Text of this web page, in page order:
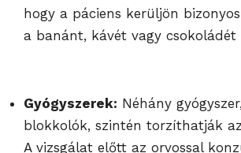
hogy a páciens kerüljön
a banánt, kávét vagy
Gyógyszerek: Néhány
blokkolók, szintén torzíthatják
A vizsgálat előtt az orvossal